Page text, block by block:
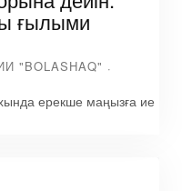
ғылыми
"BOLASHAQ"
ерекше маңызға ие